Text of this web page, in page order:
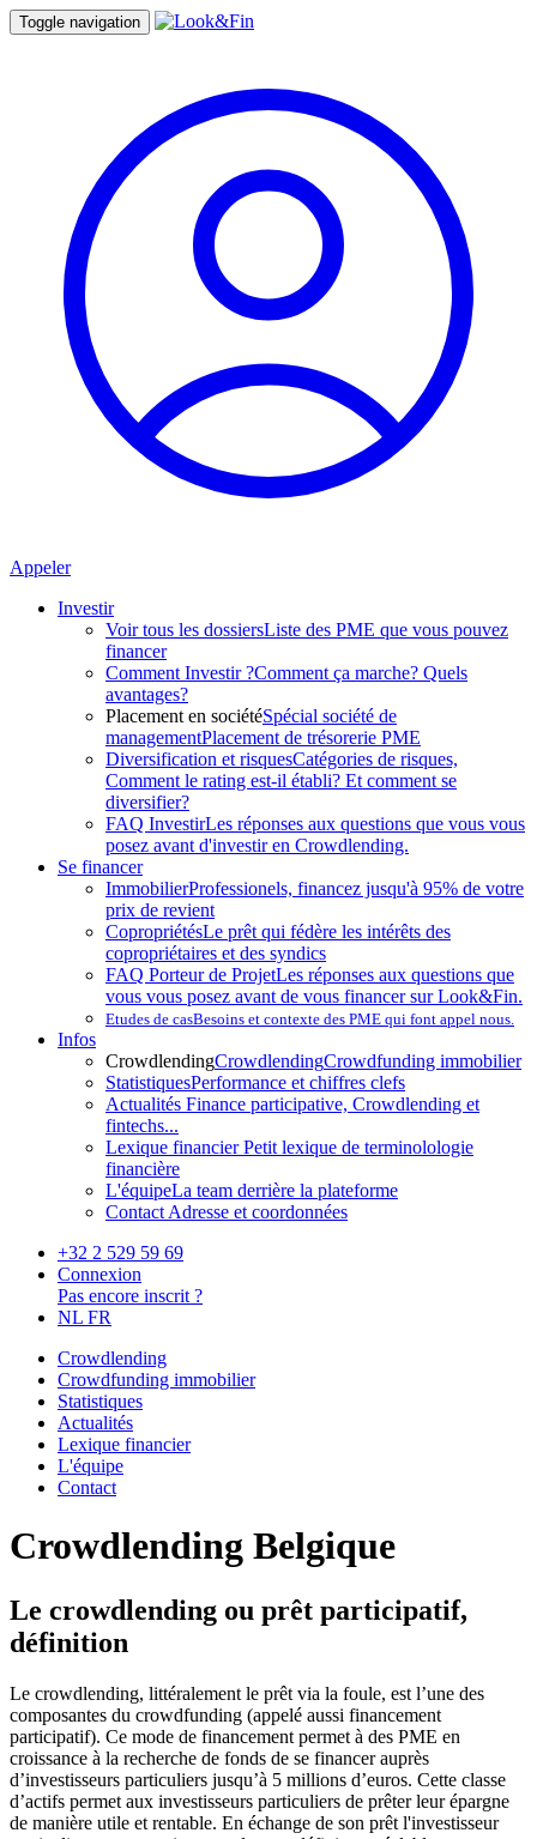
Toggle navigation
Appeler
Investir
Voir tous les dossiersListe des PME que vous pouvez
financer
Comment Investir ?Comment ça marche? Quels
avantages?
Placement en sociétéSpécial société de
managementPlacement de trésorerie PME
Diversification et risquesCatégories de risques,
Comment le rating est-il établi? Et comment se
diversifier?
FAQ InvestirLes réponses aux questions que vous vous
posez avant d'investir en Crowdlending.
Se financer
ImmobilierProfessionels, financez jusqu'à 95% de votre
prix de revient
CopropriétésLe prêt qui fédère les intérêts des
copropriétaires et des syndics
FAQ Porteur de ProjetLes réponses aux questions que
vous vous posez avant de vous financer sur Look&Fin.
Etudes de casBesoins et contexte des PME qui font appel nous.
Infos
CrowdlendingCrowdlendingCrowdfunding immobilier
StatistiquesPerformance et chiffres clefs
Actualités Finance participative, Crowdlending et
fintechs...
Lexique financierPetit lexique de terminolologie
financière
L'équipeLa team derrière la plateforme
Contact Adresse et coordonnées
+32 2 529 59 69
Connexion
Pas encore inscrit ?
NL FR
Crowdlending
Crowdfunding immobilier
Statistiques
Actualités
Lexique financier
L'équipe
Contact
Crowdlending Belgique
Le crowdlending ou prêt participatif,
définition
Le crowdlending, littéralement le prêt via la foule, est l’une des
composantes du crowdfunding (appelé aussi financement
participatif). Ce mode de financement permet à des PME en
croissance à la recherche de fonds de se financer auprès
d’investisseurs particuliers jusqu’à 5 millions d’euros. Cette classe
d’actifs permet aux investisseurs particuliers de prêter leur épargne
de manière utile et rentable. En échange de son prêt l'investisseur